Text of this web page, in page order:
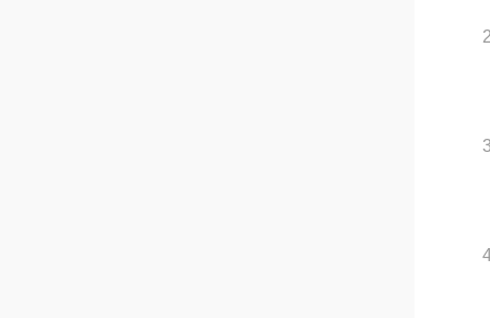
2.
3.
4.